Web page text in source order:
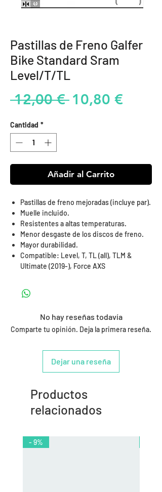
Pastillas de Freno Galfer
Bike Standard Sram
Level/T/TL
12,00 € Precio
10,80 €Precio
Cantidad *
Añadir al Carrito
Pastillas de freno mejoradas (incluye par).
Muelle incluido.
Resistentes a altas temperaturas.
Menor desgaste de los discos de freno.
Mayor durabilidad.
Compatible: Level, T, TL (all), TLM &
Ultimate (2019-), Force AXS
No hay reseñas todavía
Comparte tu opinión. Deja la primera reseña.
Dejar una reseña
Productos
relacionados
- 9%